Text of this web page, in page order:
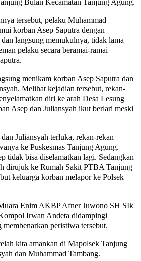
Bulan Kecamatan Tanjung Agung.
tersebut, pelaku Muhammad
korban Asep Saputra dengan
langsung memukulnya, tidak lama
pelaku secara beramai-ramai
menikam korban Asep Saputra dan
Melihat kejadian tersebut, rekan-
diri ke arah Desa Lesung
Asep dan Juliansyah ikut berlari meski
Juliansyah terluka, rekan-rekan
ke Puskesmas Tanjung Agung.
tidak bisa diselamatkan lagi. Sedangkan
dirujuk ke Rumah Sakit PTBA Tanjung
keluarga korban melapor ke Polsek
Enim AKBP Afner Juwono SH SIk
Irwan Andeta didampingi
peristiwa tersebut.
kita amankan di Mapolsek Tanjung
dan Muhammad Tambang.